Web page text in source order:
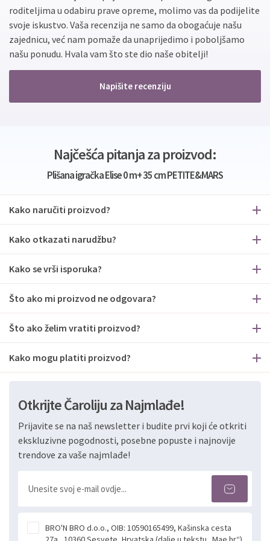
roditeljima u odabiru prave opreme, molimo vas da podijelite
svoje iskustvo. Vaša recenzija ne samo da obogaćuje našu
zajednicu, već nam pomaže da unaprijedimo i poboljšamo
našu ponudu. Hvala vam što ste dio naše obitelji!
Napišite recenziju
Najčešća pitanja za proizvod:
Plišana igračka Elise 0 m+ 35 cm PETITE&MARS
Kako naručiti proizvod?
Kako otkazati narudžbu?
Kako se vrši isporuka?
Što ako mi proizvod ne odgovara?
Što ako želim vratiti proizvod?
Kako mogu platiti proizvod?
Otkrijte Čaroliju za Najmlađe!
Prijavite se na naš newsletter i budite prvi koji će otkriti
ekskluzivne pogodnosti, posebne popuste i najnovije
trendove za vaše najmlađe!
BRO'N BRO d.o.o., OIB: 10590165499, Kašinska cesta